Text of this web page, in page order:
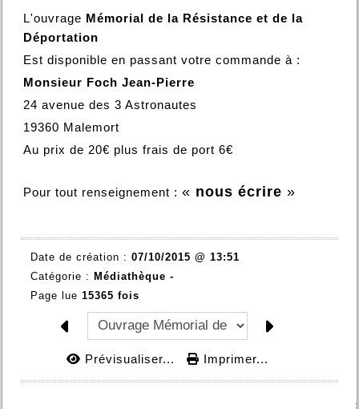
L'ouvrage Mémorial de la Résistance et de la
Déportation
Est disponible en passant votre commande à :
Monsieur Foch Jean-Pierre
24 avenue des 3 Astronautes
19360 Malemort
Au prix de 20€ plus frais de port 6€
Pour tout renseignement : « nous écrire »
Date de création : 07/10/2015 @ 13:51
Catégorie :
Médiathèque -
Page lue 15365 fois
Prévisualiser... Imprimer...